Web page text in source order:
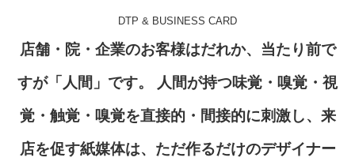
DTP & BUSINESS CARD
店舗・院・企業のお客様はだれか、当たり前で
すが「人間」です。 人間が持つ味覚・嗅覚・視
覚・触覚・嗅覚を直接的・間接的に刺激し、来
店を促す紙媒体は、ただ作るだけのデザイナー